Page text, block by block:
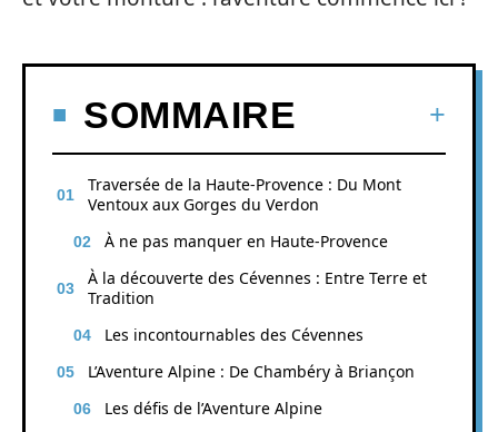
SOMMAIRE
Traversée de la Haute-Provence : Du Mont
Ventoux aux Gorges du Verdon
À ne pas manquer en Haute-Provence
À la découverte des Cévennes : Entre Terre et
Tradition
Les incontournables des Cévennes
L’Aventure Alpine : De Chambéry à Briançon
Les défis de l’Aventure Alpine